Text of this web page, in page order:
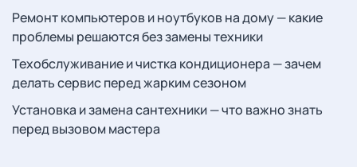
Ремонт компьютеров и ноутбуков на дому — какие
проблемы решаются без замены техники
Техобслуживание и чистка кондиционера — зачем
делать сервис перед жарким сезоном
Установка и замена сантехники — что важно знать
перед вызовом мастера